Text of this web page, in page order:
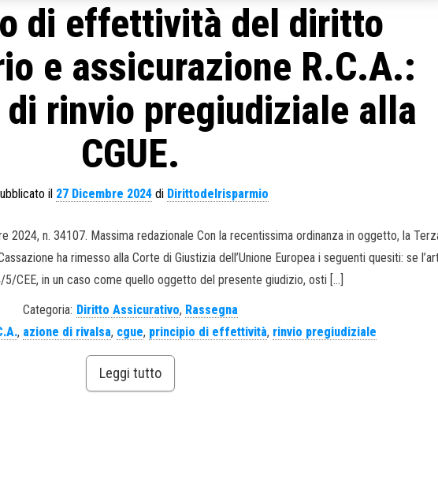
di effettività del diritto
e assicurazione R.C.A.:
di rinvio pregiudiziale alla
CGUE.
il 27 Dicembre 2024di Dirittodelrisparmio
2024, n. 34107. Massima redazionale Con la recentissima ordinanza in oggetto, la
ha rimesso alla Corte di Giustizia dell’Unione Europea i seguenti quesiti: se
CEE, in un caso come quello oggetto del presente giudizio, osti […]
Categoria: Diritto Assicurativo, Rassegna
, azione di rivalsa, cgue, principio di effettività, rinvio pregiudiziale
Leggi tutto